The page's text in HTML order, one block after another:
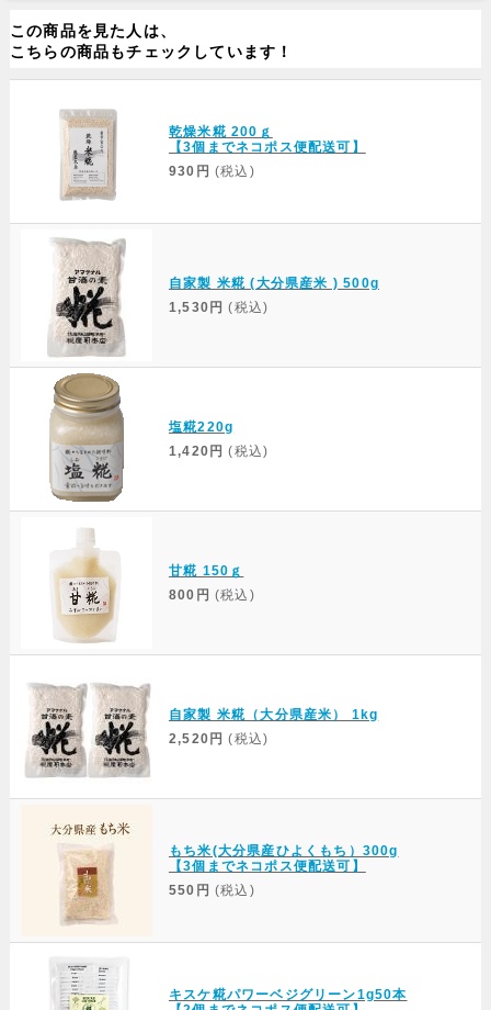
この商品を見た人は、
こちらの商品もチェックしています！
乾燥米糀 200ｇ
【3個までネコポス便配送可】
930円 (税込)
自家製 米糀 (大分県産米 ) 500g
1,530円 (税込)
塩糀220g
1,420円 (税込)
甘糀 150ｇ
800円 (税込)
自家製 米糀（大分県産米） 1kg
2,520円 (税込)
もち米(大分県産ひよくもち）300g
【3個までネコポス便配送可】
550円 (税込)
キスケ糀パワーベジグリーン1g50本